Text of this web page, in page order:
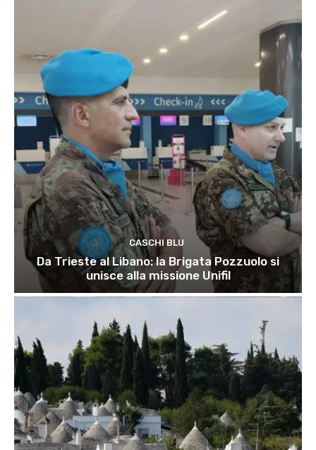
CASCHI BLU
Da Trieste al Libano: la Brigata Pozzuolo si
unisce alla missione Unifil